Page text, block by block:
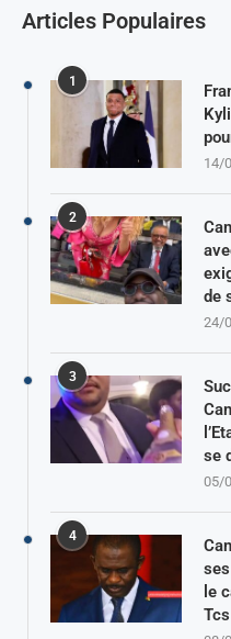
Articles Populaires
1
14/
2
de
24/
3
se
05/
4
le
Tcs